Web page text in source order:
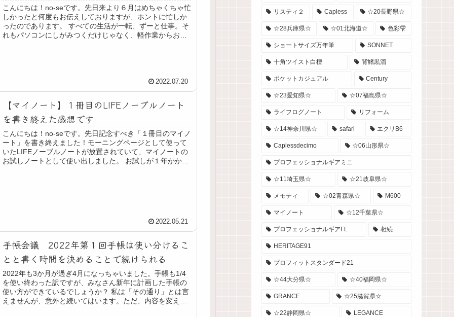
こんにちは！no-seです。先日来より６月はめちゃくちゃ忙
しかったと何度もお伝えしておりますが、ホントに忙しか
ったのであります。 すべての生活が一転、ずーと仕事。そ
れもパソコンにしがみつくだけじゃなく、軽作業からお客
2022.07.20
【マイノート】１冊目のLIFEノーブルノート
を書き終えた感想です
こんにちは！no-seです。先日記念すべき「１冊目のマイノ
ート」を書き終えました！モーニングページとして使って
いたLIFEノーブルノートが放置されていて、マイノートの
お試しノートとして使い出しました。 お試しが１年かかっ
2022.05.21
手帳会議 2022年第１回手帳は使い分けるこ
とと書く時間を決めることで続けられる
2022年も3か月が過ぎ4月になっちゃいました。手帳も1/4
を使い終わった訳ですが、みなさん新年に計画した手帳の
使い方ができているでしょうか？ 私は「その通り」とは言
えませんが、意外と続いてはいます。ただ、内容を変えた
リスティ２ Capless ☆20長野県☆
☆28兵庫県☆ ☆01北海道☆ 色彩雫
ショートサイズ万年筆 SONNET
十角ツイスト白檀 背鰭黒溜
ポケットカジュアル Century
☆23愛知県☆ ☆07福島県☆
ライフログノート リフォーム
☆14神奈川県☆ safari エクリB6
Caplessdecimo ☆06山形県☆
プロフェッショナルギアミニ
☆11埼玉県☆ ☆21岐阜県☆
メモティ ☆02青森県☆ M600
マイノート ☆12千葉県☆
プロフェッショナルギアFL 相続
HERITAGE91
プロフィットスタンダード21
☆44大分県☆ ☆40福岡県☆
GRANCE ☆25滋賀県☆
☆22静岡県☆ LEGANCE